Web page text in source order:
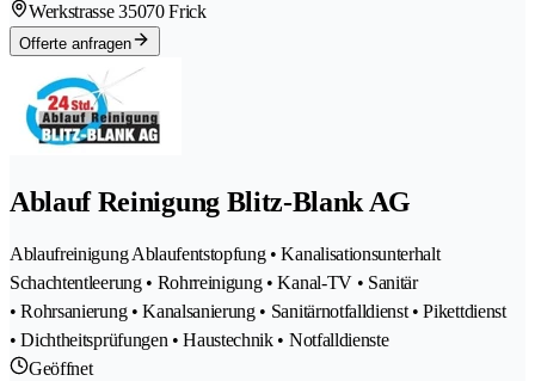
Werkstrasse 35070 Frick
Offerte anfragen
Ablauf Reinigung Blitz-Blank AG
Ablaufreinigung Ablaufentstopfung • Kanalisationsunterhalt
Schachtentleerung • Rohrreinigung • Kanal-TV • Sanitär
• Rohrsanierung • Kanalsanierung • Sanitärnotfalldienst • Pikettdienst
• Dichtheitsprüfungen • Haustechnik • Notfalldienste
Geöffnet